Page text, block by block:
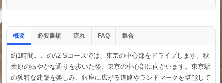
概要 必要書類 流れ FAQ 集合
約1時間。このA2-Sコースでは、東京の中心部をドライブします。秋
葉原の賑やかな通りを歩いた後、東京の中心部に向かいます。東京駅
の独特な建築を楽しみ、銀座に広がる道路やランドマークを堪能して